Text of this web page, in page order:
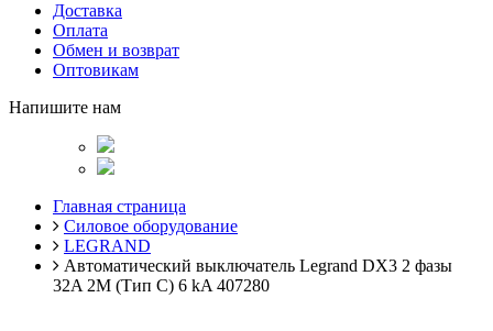
Доставка
Оплата
Обмен и возврат
Оптовикам
Напишите нам
Главная страница
Силовое оборудование
LEGRAND
Автоматический выключатель Legrand DX3 2 фазы
32A 2М (Тип C) 6 kA 407280